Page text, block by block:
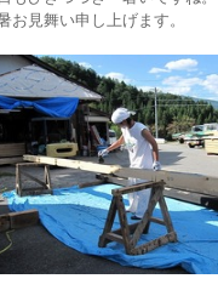
お見舞い申し上げます。